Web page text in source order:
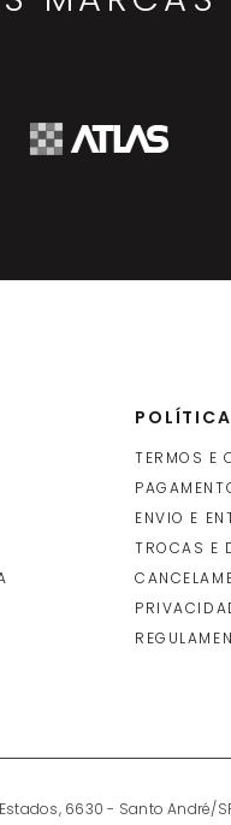
TERMOS E
ENVIO E
TROCAS E
Estados, 6630 - Santo André/